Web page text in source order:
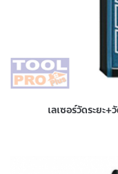
เลเซอร์วัดระยะ